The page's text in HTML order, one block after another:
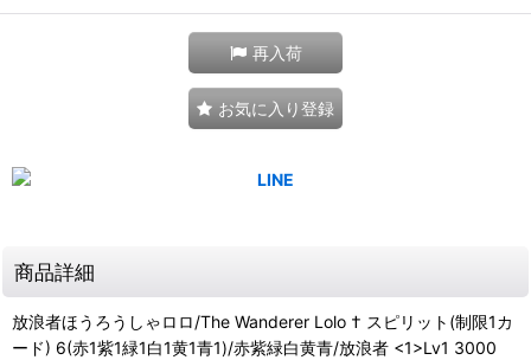
再入荷
お気に入り登録
商品詳細
放浪者ほうろうしゃロロ/The Wanderer Lolo † スピリット(制限1カ
ード) 6(赤1紫1緑1白1黄1青1)/赤紫緑白黄青/放浪者 <1>Lv1 3000